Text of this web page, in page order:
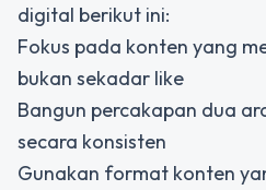
digital berikut ini:
Fokus pada konten yang
bukan sekadar like
Bangun percakapan dua
secara konsisten
Gunakan format konten